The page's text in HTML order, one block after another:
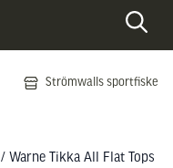
Strömwalls sportfiske
/ Warne Tikka All Flat Tops